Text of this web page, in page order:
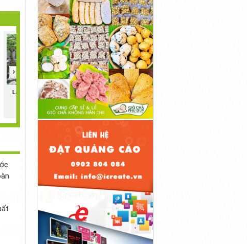
Làm Hồ Cá Koi Giá Rẻ
Toàn Quốc
550,000đ
>